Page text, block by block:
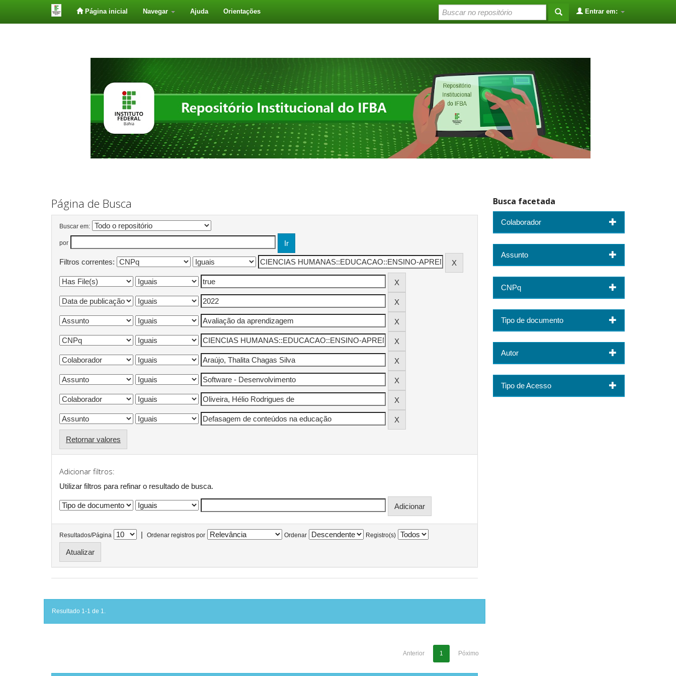
Página inicial Navegar Ajuda Orientações Entrar em:
Página de Busca
Buscar em:
por
Filtros correntes:
Retornar valores
Adicionar filtros:
Utilizar filtros para refinar o resultado de busca.
Resultados/Página | Ordenar registros por Ordenar Registro(s)
Resultado 1-1 de 1.
Anterior 1 Póximo
Busca facetada
Colaborador
Assunto
CNPq
Tipo de documento
Autor
Tipo de Acesso